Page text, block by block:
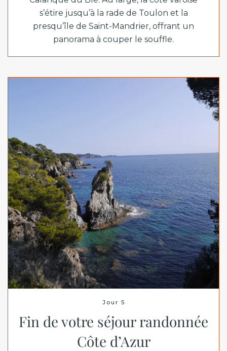
s’étire jusqu’à la rade de Toulon et la
presqu’île de Saint-Mandrier, offrant un
panorama à couper le souffle.
Jour 5
Fin de votre séjour randonnée
Côte d’Azur